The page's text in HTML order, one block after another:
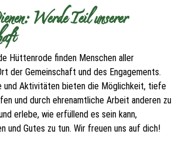
Werde Teil unserer
Hüttenrode finden Menschen aller
der Gemeinschaft und des Engagements.
und Aktivitäten bieten die Möglichkeit, tiefe
und durch ehrenamtliche Arbeit anderen zu
erlebe, wie erfüllend es sein kann,
und Gutes zu tun. Wir freuen uns auf dich!